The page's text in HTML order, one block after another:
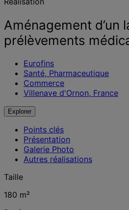
des
des
actualités
et
informations
Aménagement d’un
prélèvements
Eurofins
Santé, Pharmaceutique
Commerce
Villenave d'Ornon, France
Explorer
Points clés
Présentation
Galerie Photo
Autres réalisations
Taille
180 m²